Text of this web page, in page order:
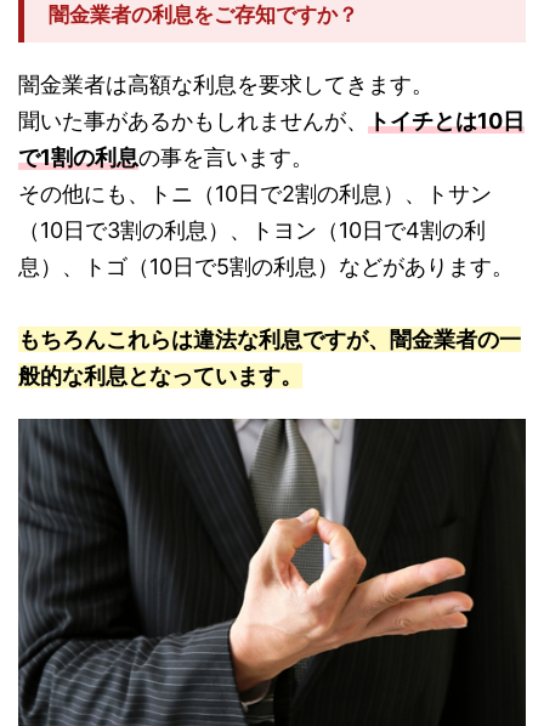
闇金業者の利息をご存知ですか？
闇金業者は高額な利息を要求してきます。
聞いた事があるかもしれませんが、 トイチとは10日
で1割の利息の事を言います。
その他にも、トニ（10日で2割の利息）、トサン
（10日で3割の利息）、トヨン（10日で4割の利
息）、トゴ（10日で5割の利息）などがあります。
もちろんこれらは違法な利息ですが、闇金業者の一
般的な利息となっています。